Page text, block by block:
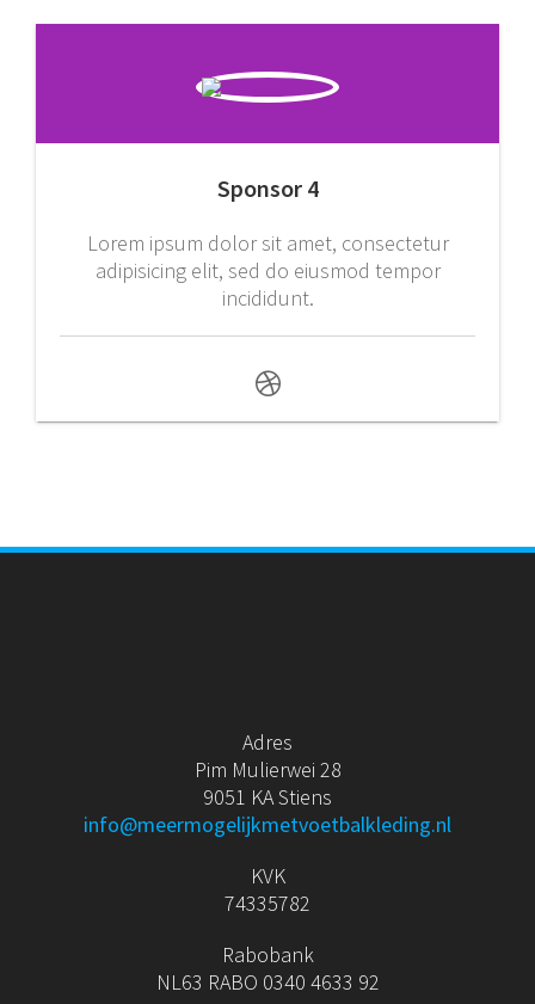
Sponsor 4
Lorem ipsum dolor sit amet, consectetur
adipisicing elit, sed do eiusmod tempor
incididunt.
Adres
Pim Mulierwei 28
9051 KA Stiens
info@meermogelijkmetvoetbalkleding.nl
KVK
74335782
Rabobank
NL63 RABO 0340 4633 92